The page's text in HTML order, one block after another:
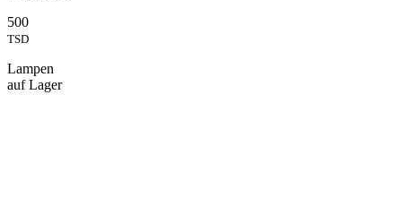
500
TSD
Lampen
auf Lager